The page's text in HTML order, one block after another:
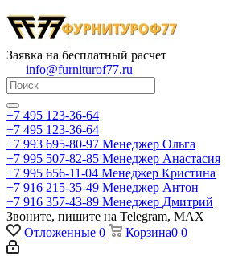
Заявка на бесплатный расчет
info@furniturof77.ru
+7 495 123-36-64
+7 495 123-36-64
+7 993 695-80-97 Менеджер Ольга
+7 995 507-82-85 Менеджер Анастасия
+7 995 656-11-04 Менеджер Кристина
+7 916 215-35-49 Менеджер Антон
+7 916 357-43-89 Менеджер Дмитрий
Звоните, пишите на Telegram, MAX
Отложенные 0 Корзина0 0